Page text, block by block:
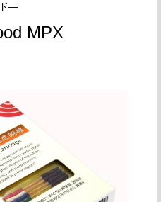
ド—
MPX